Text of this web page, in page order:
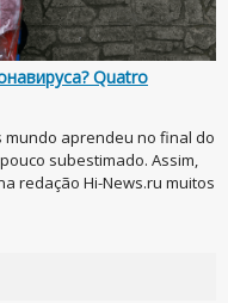
Quatro
mundo aprendeu no final do
subestimado. Assim,
redação Hi-News.ru muitos